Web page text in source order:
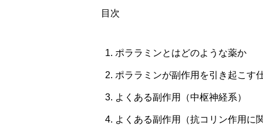
目次
ポララミンとはどのような薬か
ポララミンが副作用を引き起こす
よくある副作用（中枢神経系）
よくある副作用（抗コリン作用に